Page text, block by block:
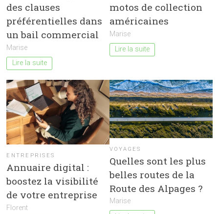
des clauses
préférentielles dans
un bail commercial
Marise
Lire la suite
motos de collection
américaines
Marise
Lire la suite
ENTREPRISES
Annuaire digital :
boostez la visibilité
de votre entreprise
Florent
VOYAGES
Quelles sont les plus
belles routes de la
Route des Alpages ?
Marise